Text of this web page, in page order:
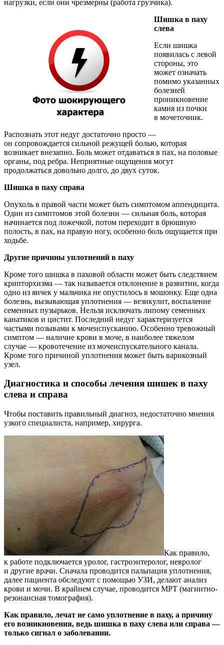
нагрузки, если они чрезмерны (работа грузчика).
Шишка в паху
слева
Если шишка
появилась с левой
стороны, это
может означать
помимо указанных
болезней
проникновение
камня из почки
в мочеточник.
Распознать этот недуг достаточно просто —
он сопровождается сильной режущей болью, которая
возникает внезапно. Боль может отдаваться в пах, на половые
органы, под ребра. Неприятные ощущения могут
продолжаться довольно долго, до двух суток.
Шишка в паху справа
Опухоль в правой части может быть симптомом аппендицита.
Один из симптомов этой болезни — сильная боль, которая
начинается под ложечкой, потом переходит в брюшную
полость, в пах, на правую ногу, особенно боль ощущается при
ходьбе.
Другие причины уплотнений в паху
Кроме того шишка в паховой области может быть следствием
крипторхизма — так называется отклонение в развитии, когда
одно из яичек у мальчика не опустилось в мошонку. Еще одна
болезнь, вызывающая уплотнения — везикулит, воспаление
семенных пузырьков. Нельзя исключать липому семенных
канатиков и цистит. Последний недуг характеризуется
частыми позывами к мочеиспусканию. Особенно тревожный
симптом — наличие крови в моче, в наиболее тяжелом
случае — кровотечение из мочеиспускательного канала.
Кроме того причиной уплотнения может быть варикозный
узел.
Диагностика и способы лечения шишек в паху
слева и справа
Чтобы поставить правильный диагноз, недостаточно мнения
узкого специалиста, например, хирурга.
Как правило,
к работе подключается уролог, гастроэнтеролог, невролог
и другие врачи. Сначала проводится пальпация уплотнения,
далее пациента обследуют с помощью УЗИ, делают анализ
крови и мочи. В крайнем случае, проводится МРТ (магнитно-
резонансная томография).
Как правило, лечат не само уплотнение в паху, а причину
его возникновения, ведь шишка в паху слева или справа —
только сигнал о заболевании.